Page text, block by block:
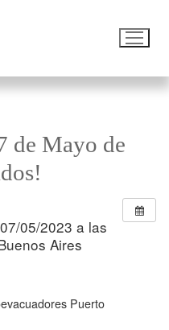
de Mayo de
05/2023 a las
Aires
Puerto